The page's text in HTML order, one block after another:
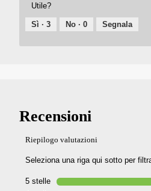
Utile?
Sì ·3 No ·0 Segnala